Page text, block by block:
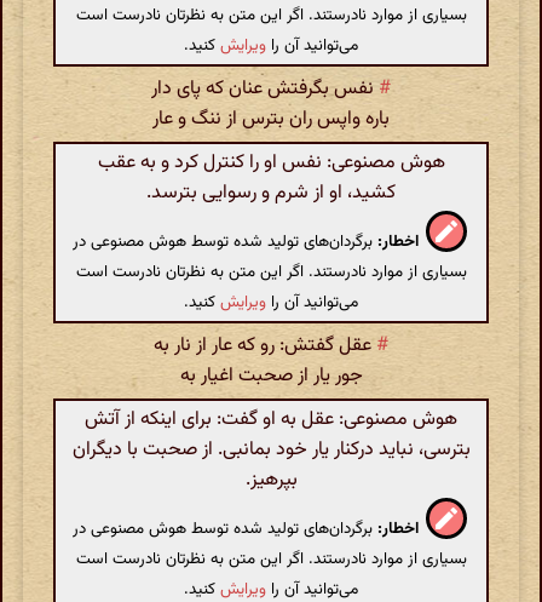
بسیاری از موارد نادرستند. اگر این متن به نظرتان نادرست است
می‌توانید آن را ویرایشکنید.
# نفس بگرفتش عنان که پای دار
باره واپس ران بترس از ننگ و عار
هوش مصنوعی: نفس او را کنترل کرد و به عقب
کشید، او از شرم و رسوایی بترسد.
اخطار: برگردان‌های تولید شده توسط هوش مصنوعی در
بسیاری از موارد نادرستند. اگر این متن به نظرتان نادرست است
می‌توانید آن را ویرایشکنید.
#عقل گفتش: رو که عار از نار به
جور یار از صحبت اغیار به
هوش مصنوعی: عقل به او گفت: برای اینکه از آتش
بترسی، نباید درکنار یار خود بمانبی. از صحبت با دیگران
بپرهیز.
اخطار: برگردان‌های تولید شده توسط هوش مصنوعی در
بسیاری از موارد نادرستند. اگر این متن به نظرتان نادرست است
می‌توانید آن را ویرایشکنید.